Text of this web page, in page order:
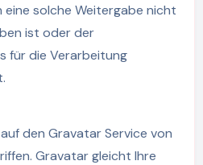
solche Weitergabe nicht
ist oder der
für die Verarbeitung
den Gravatar Service von
Gravatar gleicht Ihre